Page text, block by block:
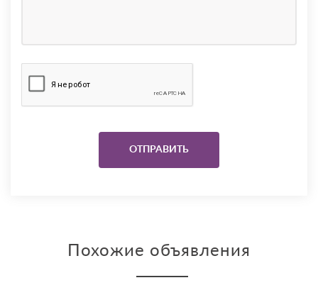
Похожие объявления